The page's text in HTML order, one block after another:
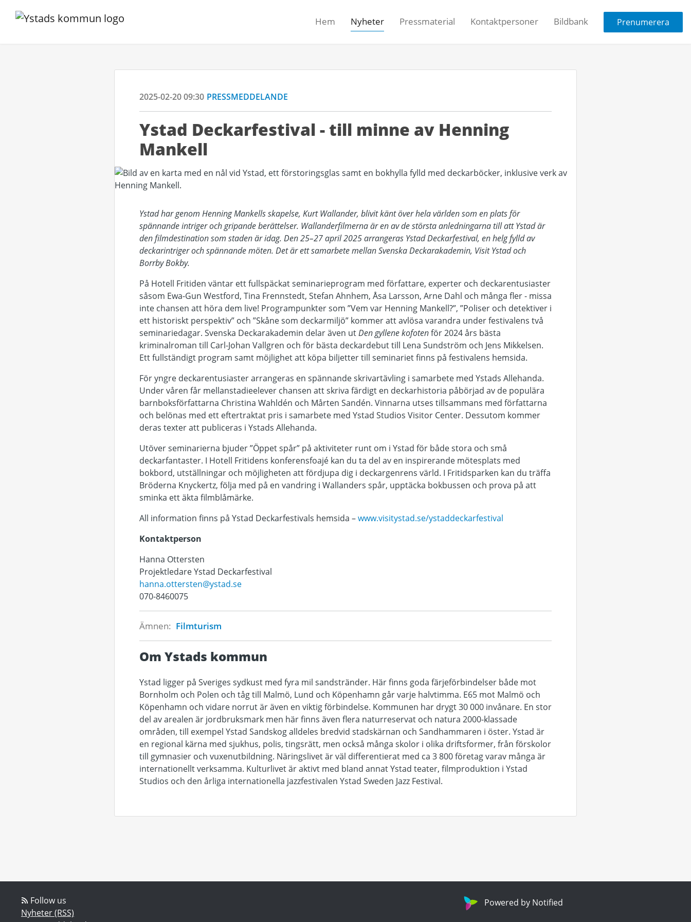
Hem Nyheter Pressmaterial Kontaktpersoner Bildbank Prenumerera
2025-02-20 09:30 PRESSMEDDELANDE
Ystad Deckarfestival - till minne av Henning
Mankell
Ystad har genom Henning Mankells skapelse, Kurt Wallander, blivit känt över hela världen som en plats för
spännande intriger och gripande berättelser. Wallanderfilmerna är en av de största anledningarna till att Ystad är
den filmdestination som staden är idag. Den 25–27 april 2025 arrangeras Ystad Deckarfestival, en helg fylld av
deckarintriger och spännande möten. Det är ett samarbete mellan Svenska Deckarakademin, Visit Ystad och
Borrby Bokby.
På Hotell Fritiden väntar ett fullspäckat seminarieprogram med författare, experter och deckarentusiaster
såsom Ewa-Gun Westford, Tina Frennstedt, Stefan Ahnhem, Åsa Larsson, Arne Dahl och många fler - missa
inte chansen att höra dem live! Programpunkter som ”Vem var Henning Mankell?”, ”Poliser och detektiver i
ett historiskt perspektiv” och ”Skåne som deckarmiljö” kommer att avlösa varandra under festivalens två
seminariedagar. Svenska Deckarakademin delar även utDen gyllene kofotenför 2024 års bästa
kriminalroman till Carl-Johan Vallgren och för bästa deckardebut till Lena Sundström och Jens Mikkelsen.
Ett fullständigt program samt möjlighet att köpa biljetter till seminariet finns på festivalens hemsida.
För yngre deckarentusiaster arrangeras en spännande skrivartävling i samarbete med Ystads Allehanda.
Under våren får mellanstadieelever chansen att skriva färdigt en deckarhistoria påbörjad av de populära
barnboksförfattarna Christina Wahldén och Mårten Sandén. Vinnarna utses tillsammans med författarna
och belönas med ett eftertraktat pris i samarbete med Ystad Studios Visitor Center. Dessutom kommer
deras texter att publiceras i Ystads Allehanda.
Utöver seminarierna bjuder ”Öppet spår” på aktiviteter runt om i Ystad för både stora och små
deckarfantaster. I Hotell Fritidens konferensfoajé kan du ta del av en inspirerande mötesplats med
bokbord, utställningar och möjligheten att fördjupa dig i deckargenrens värld. I Fritidsparken kan du träffa
Bröderna Knyckertz, följa med på en vandring i Wallanders spår, upptäcka bokbussen och prova på att
sminka ett äkta filmblåmärke.
All information finns på Ystad Deckarfestivals hemsida –www.visitystad.se/ystaddeckarfestival
Kontaktperson
Hanna Ottersten
Projektledare Ystad Deckarfestival
hanna.ottersten@ystad.se
070-8460075
Ämnen: Filmturism
Om Ystads kommun
Ystad ligger på Sveriges sydkust med fyra mil sandstränder. Här finns goda färjeförbindelser både mot
Bornholm och Polen och tåg till Malmö, Lund och Köpenhamn går varje halvtimma. E65 mot Malmö och
Köpenhamn och vidare norrut är även en viktig förbindelse. Kommunen har drygt 30 000 invånare. En stor
del av arealen är jordbruksmark men här finns även flera naturreservat och natura 2000-klassade
områden, till exempel Ystad Sandskog alldeles bredvid stadskärnan och Sandhammaren i öster. Ystad är
en regional kärna med sjukhus, polis, tingsrätt, men också många skolor i olika driftsformer, från förskolor
till gymnasier och vuxenutbildning. Näringslivet är väl differentierat med ca 3 800 företag varav många är
internationellt verksamma. Kulturlivet är aktivt med bland annat Ystad teater, filmproduktion i Ystad
Studios och den årliga internationella jazzfestivalen Ystad Sweden Jazz Festival.
Follow us
Nyheter (RSS)
Powered by Notified